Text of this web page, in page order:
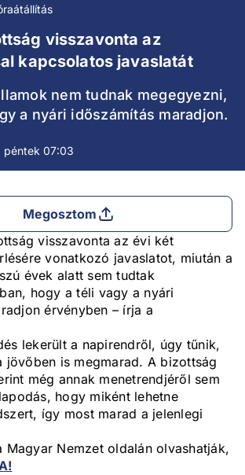
visszavonta az
kapcsolatos javaslatát
nem tudnak megegyezni,
a nyári időszámítás maradjon.
péntek 07:03
Megosztom
visszavonta az évi két
vonatkozó javaslatot, miután a
évek alatt sem tudtak
hogy a téli vagy a nyári
érvényben – írja a
lekerült a napirendről, úgy tűnik,
jövőben is megmarad. A bizottság
még annak menetrendjéről sem
hogy miként lehetne
így most marad a jelenlegi
Magyar Nemzet oldalán olvashatják,